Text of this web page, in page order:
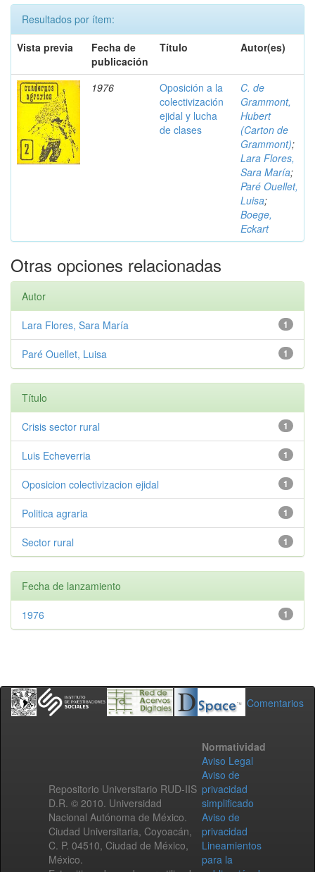
Resultados por ítem:
Vista previa
Fecha de
publicación
Título Autor(es)
1976
Oposición a la
colectivización
ejidal y lucha
de clases
C. de
Grammont,
Hubert
(Carton de
Grammont);
Lara Flores,
Sara María;
Paré Ouellet,
Luisa;
Boege,
Eckart
Otras opciones relacionadas
Autor
1
Lara Flores, Sara María
1
Paré Ouellet, Luisa
Título
1
Crisis sector rural
1
Luis Echeverria
1
Oposicion colectivizacion ejidal
1
Politica agraria
1
Sector rural
Fecha de lanzamiento
1
1976
Comentarios
Repositorio Universitario RUD-IIS
D.R. © 2010. Universidad
Nacional Autónoma de México.
Ciudad Universitaria, Coyoacán,
C. P. 04510, Ciudad de México,
México.
Normatividad
Aviso Legal
Aviso de
privacidad
simplificado
Aviso de
privacidad
Lineamientos
para la